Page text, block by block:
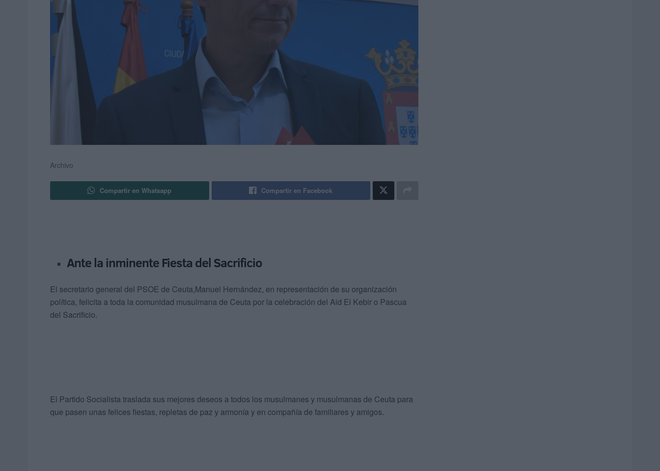
Archivo
Compartir en Whatsapp Compartir en Facebook
Ante la inminente Fiesta del Sacrificio
El secretario general del PSOE de Ceuta,Manuel Hernández, en representación de su organización
política, felicita a toda la comunidad musulmana de Ceuta por la celebración del Aid El Kebir o Pascua
del Sacrificio.
El Partido Socialista traslada sus mejores deseos a todos los musulmanes y musulmanas de Ceuta para
que pasen unas felices fiestas, repletas de paz y armonía y en compañía de familiares y amigos.